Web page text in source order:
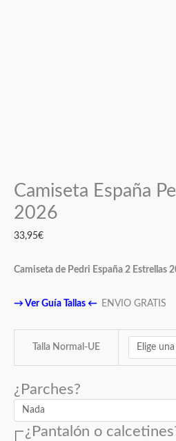
Camiseta España
2026
33,95€
Camiseta de Pedri España 2 Estrellas
→Ver Guía Tallas ← ENVIO GRATIS
Talla Normal-UE
¿Parches?
¿Pantalón o